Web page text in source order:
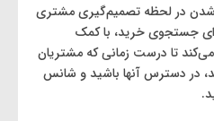
شدن در لحظه تصمیم‌گیری مشتری
جستجوی خرید، با کمک
تا درست زمانی که مشتریان
در دسترس آنها باشید و شانس